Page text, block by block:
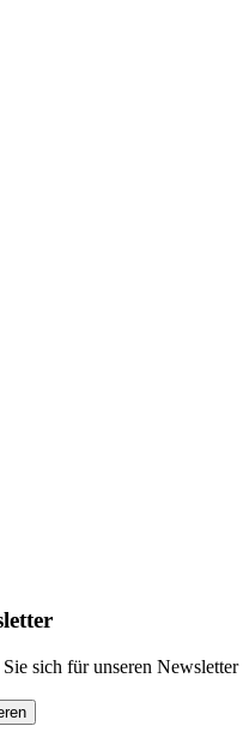
sich für unseren Newsletter